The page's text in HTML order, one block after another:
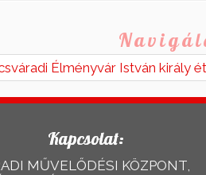
Élményvár István király
Kapcsolat:
MŰVELŐDÉSI KÖZPONT,